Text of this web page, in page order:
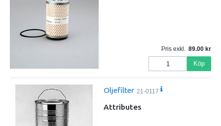
Pris exkl. 89.00
Köp
Oljefilter 21-0117
Attributes